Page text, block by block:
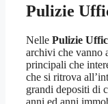
Pulizie
Nelle Pulizie
archivi che vanno
principali che
che si ritrova
grandi depositi di
anni ed anni